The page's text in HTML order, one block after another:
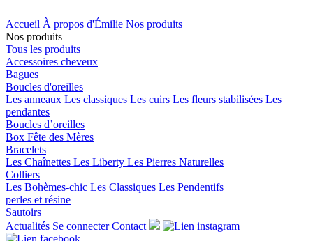
Accueil À propos d'Émilie Nos produits
Nos produits
Tous les produits
Accessoires cheveux
Bagues
Boucles d'oreilles
Les anneaux Les classiques Les cuirs Les fleurs stabilisées Les
pendantes
Boucles d’oreilles
Box Fête des Mères
Bracelets
Les Chaînettes Les Liberty Les Pierres Naturelles
Colliers
Les Bohèmes-chic Les Classiques Les Pendentifs
perles et résine
Sautoirs
Actualités Se connecter Contact